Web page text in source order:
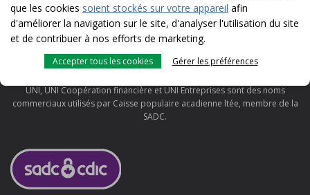
que les cookies soient stockés sur votre appareil afin
d'améliorer la navigation sur le site, d'analyser l'utilisation du site
et de contribuer à nos efforts de marketing.
Accepter tous les cookies Gérer les préférences
Accessibilité|Confidentialité|Sécurité|Protection Membres
Témoins|Conditions d'utilisation et notes légales|SADC
UNI est une marque déposé utilisée sous licence au Canada par Caisse
UNI, UNI Coopération financière et UNI Entreprises sont des noms
commerciaux utilisés par Caisse populaire acadienne ltée, membre de la
SADC.